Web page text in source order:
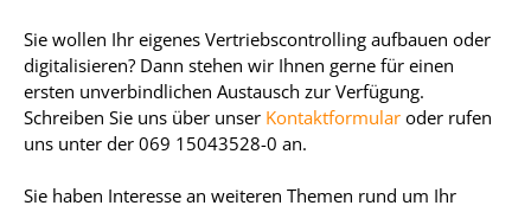
Sie wollen Ihr eigenes Vertriebscontrolling aufbauen oder
digitalisieren? Dann stehen wir Ihnen gerne für einen
ersten unverbindlichen Austausch zur Verfügung.
Schreiben Sie uns über unser Kontaktformular oder rufen
uns unter der 069 15043528-0 an.
Sie haben Interesse an weiteren Themen rund um Ihr